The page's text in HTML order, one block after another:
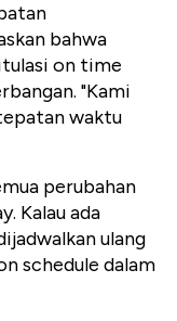
bahwa
on time
"Kami
waktu
perubahan
Kalau ada
ulang
schedule dalam